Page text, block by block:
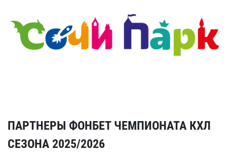
ПАРТНЕРЫ ФОНБЕТ ЧЕМПИОНАТА КХЛ
СЕЗОНА 2025/2026